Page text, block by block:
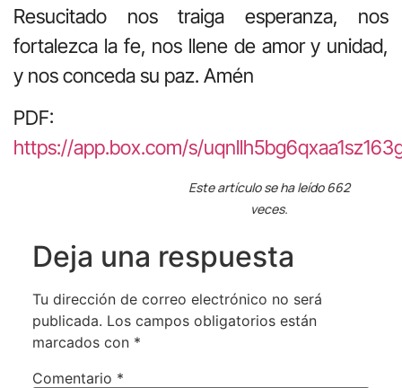
Resucitado nos traiga esperanza, nos
fortalezca la fe, nos llene de amor y unidad,
y nos conceda su paz. Amén
PDF:
https://app.box.com/s/
Este artículo se ha leído 662
veces.
Deja una respuesta
Tu dirección de correo electrónico no será
publicada. Los campos obligatorios están
marcados con *
Comentario *